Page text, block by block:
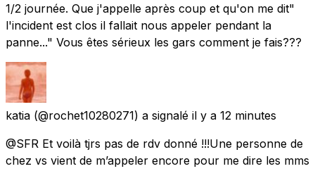
1/2 journée. Que j'appelle après coup et qu'on me dit"
l'incident est clos il fallait nous appeler pendant la
panne..." Vous êtes sérieux les gars comment je fais???
katia (@rochet10280271) a signalé il y a 12 minutes
@SFR Et voilà tjrs pas de rdv donné !!!Une personne de
chez vs vient de m’appeler encore pour me dire les mms